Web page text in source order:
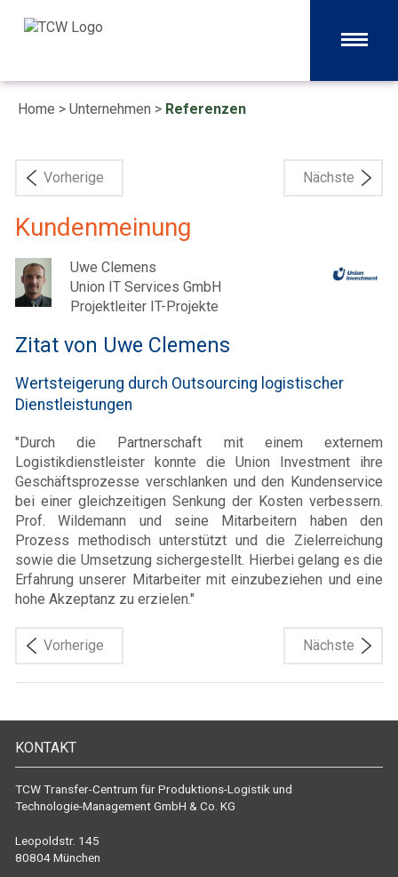
Home > Unternehmen > Referenzen
Vorherige Nächste
Kundenmeinung
Uwe Clemens
Union IT Services GmbH
Projektleiter IT-Projekte
Zitat von Uwe Clemens
Wertsteigerung durch Outsourcing logistischer
Dienstleistungen
"Durch die Partnerschaft mit einem externem
Logistikdienstleister konnte die Union Investment ihre
Geschäftsprozesse verschlanken und den Kundenservice
bei einer gleichzeitigen Senkung der Kosten verbessern.
Prof. Wildemann und seine Mitarbeitern haben den
Prozess methodisch unterstützt und die Zielerreichung
sowie die Umsetzung sichergestellt. Hierbei gelang es die
Erfahrung unserer Mitarbeiter mit einzubeziehen und eine
hohe Akzeptanz zu erzielen."
Vorherige Nächste
KONTAKT
TCW Transfer-Centrum für Produktions-Logistik und
Technologie-Management GmbH & Co. KG
Leopoldstr. 145
80804 München